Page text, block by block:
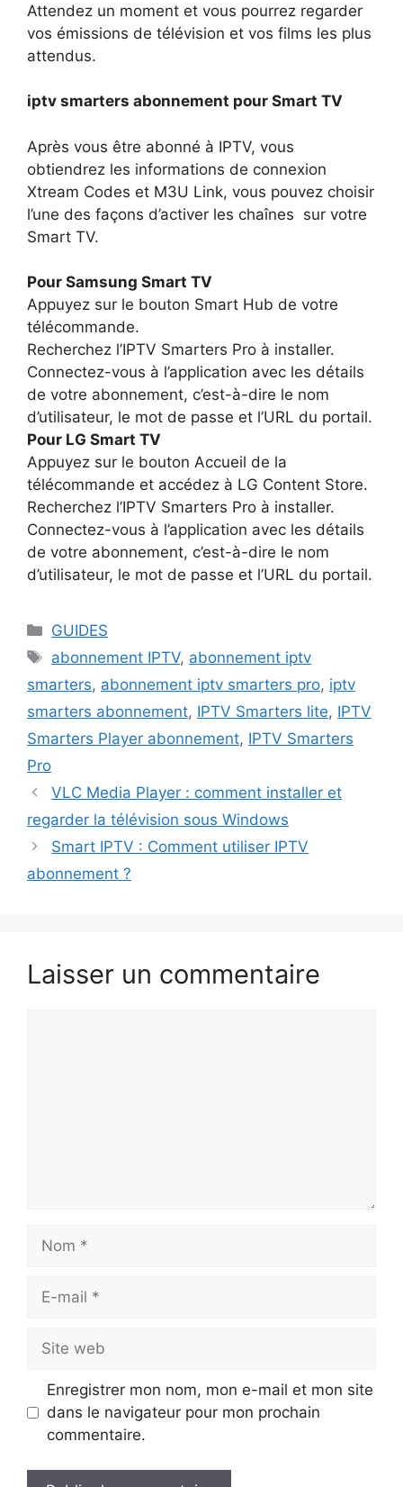
Attendez un moment et vous pourrez regarder
vos émissions de télévision et vos films les plus
attendus.
iptv smarters abonnement pour Smart TV
Après vous être abonné à IPTV, vous
obtiendrez les informations de connexion
Xtream Codes et M3U Link, vous pouvez choisir
l’une des façons d’activer les chaînes sur votre
Smart TV.
Pour Samsung Smart TV
Appuyez sur le bouton Smart Hub de votre
télécommande.
Recherchez l’IPTV Smarters Pro à installer.
Connectez-vous à l’application avec les détails
de votre abonnement, c’est-à-dire le nom
d’utilisateur, le mot de passe et l’URL du portail.
Pour LG Smart TV
Appuyez sur le bouton Accueil de la
télécommande et accédez à LG Content Store.
Recherchez l’IPTV Smarters Pro à installer.
Connectez-vous à l’application avec les détails
de votre abonnement, c’est-à-dire le nom
d’utilisateur, le mot de passe et l’URL du portail.
Catégories
GUIDES
Étiquettes
abonnement IPTV, abonnement iptv
smarters, abonnement iptv smarters pro, iptv
smarters abonnement, IPTV Smarters lite, IPTV
Smarters Player abonnement, IPTV Smarters
Pro
VLC Media Player : comment installer et
regarder la télévision sous Windows
Smart IPTV : Comment utiliser IPTV
abonnement ?
Laisser un commentaire
Nom
Site
web
Enregistrer mon nom, mon e-mail et mon site
dans le navigateur pour mon prochain
commentaire.